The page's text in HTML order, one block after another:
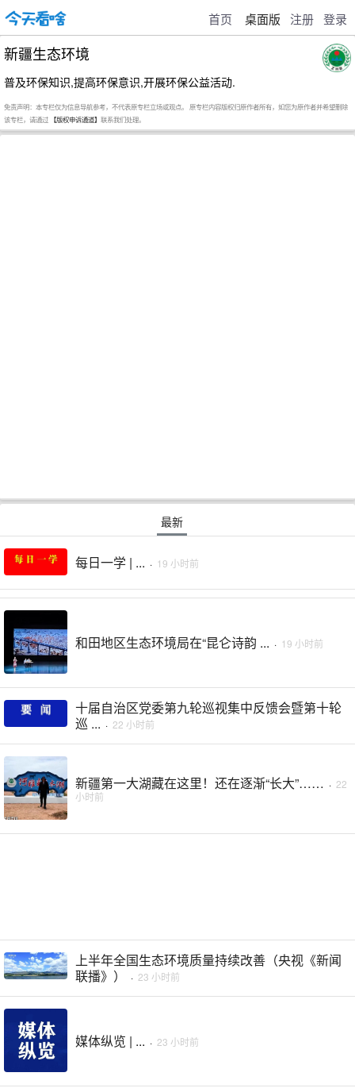
首页 桌面版 注册 登录
新疆生态环境
普及环保知识,提高环保意识,开展环保公益活动.
免责声明：本专栏仅为信息导航参考，不代表原专栏立场或观点。 原专栏内容版权归原作者所有，如您为原作者并希望删除
该专栏，请通过 【版权申诉通道】 联系我们处理。
最新
每日一学 | ... · 19 小时前
和田地区生态环境局在“昆仑诗韵 ... · 19 小时前
十届自治区党委第九轮巡视集中反馈会暨第十轮
巡 ... · 22 小时前
新疆第一大湖藏在这里！还在逐渐“长大”…… · 22
小时前
上半年全国生态环境质量持续改善（央视《新闻
联播》）
· 23 小时前
媒体纵览 | ... · 23 小时前